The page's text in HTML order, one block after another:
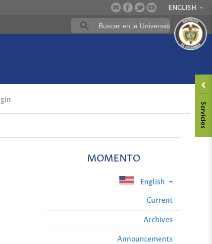
ENGLISH
MOMENTO
English
Current
Archives
Announcements